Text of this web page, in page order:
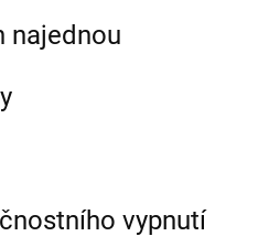
najednou
vypnutí